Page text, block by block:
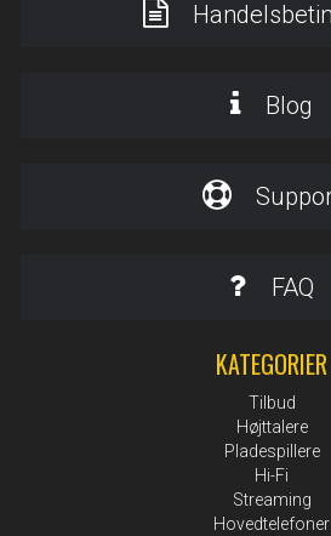
Blog
FAQ
KATEGORIER
Tilbud
Højttalere
Pladespillere
Hi-Fi
Streaming
Hovedtelefoner